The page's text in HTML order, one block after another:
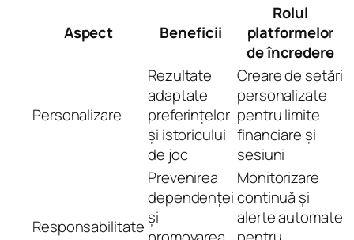
Aspect Beneficii
Rolul
platformelor
de încredere
Personalizare
Rezultate
adaptate
preferințelor
și istoricului
de joc
Creare de setări
personalizate
pentru limite
financiare și
sesiuni
Responsabilitate
Prevenirea
dependenței
și
Monitorizare
continuă și
alerte automate